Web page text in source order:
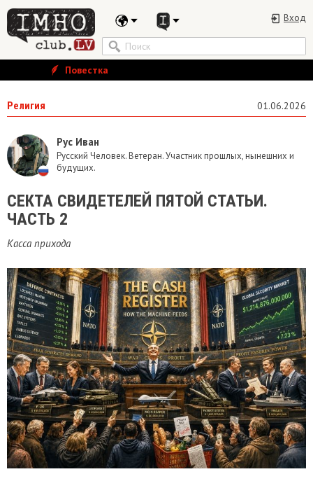
Вход
Повестка
Религия 01.06.2026
Рус Иван
Русский Человек. Ветеран. Участник прошлых, нынешних и
будущих.
​СЕКТА СВИДЕТЕЛЕЙ ПЯТОЙ СТАТЬИ.
ЧАСТЬ 2
Касса прихода